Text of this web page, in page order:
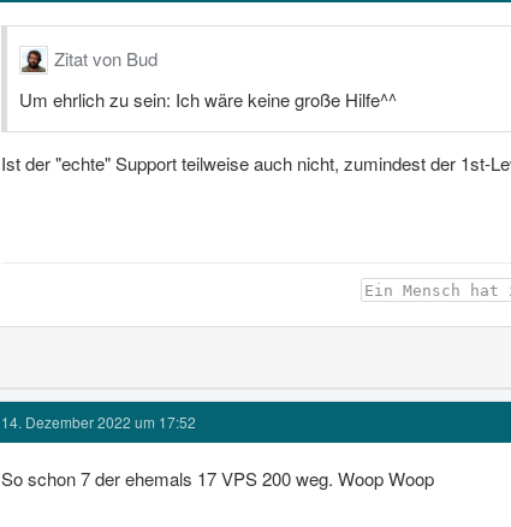
Zitat von Bud
Um ehrlich zu sein: Ich wäre keine große Hilfe^^
Ist der "echte" Support teilweise auch nicht, zumindest der 1st-
Ein Mensch hat
14. Dezember 2022 um 17:52
So schon 7 der ehemals 17 VPS 200 weg. Woop Woop